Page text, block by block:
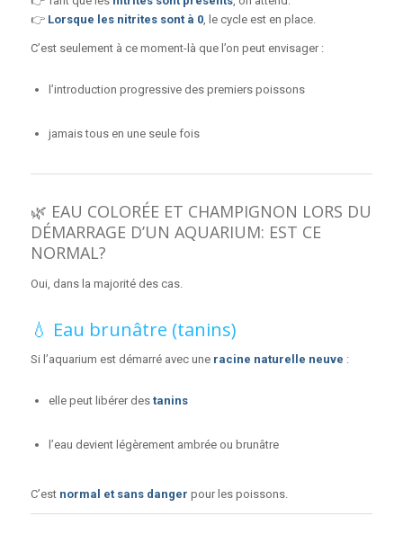
👉 Lorsque les nitrites sont à 0, le cycle est en place.
C’est seulement à ce moment-là que l’on peut envisager :
l’introduction progressive des premiers poissons
jamais tous en une seule fois
🌿 EAU COLORÉE ET CHAMPIGNON LORS DU
DÉMARRAGE D’UN AQUARIUM: EST CE
NORMAL?
Oui, dans la majorité des cas.
💧 Eau brunâtre (tanins)
Si l’aquarium est démarré avec une racine naturelle neuve :
elle peut libérer des tanins
l’eau devient légèrement ambrée ou brunâtre
C’est normal et sans danger pour les poissons.